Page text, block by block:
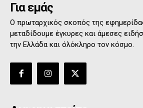
Για εμάς
Ο πρωταρχικός σκοπός της
μεταδίδουμε έγκυρες και άμεσες
την Ελλάδα και όλόκληρο τον κόσμο.